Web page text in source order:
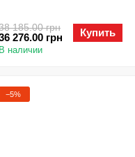
185.00 грн
276.00 грн Купить
В наличии
−5%